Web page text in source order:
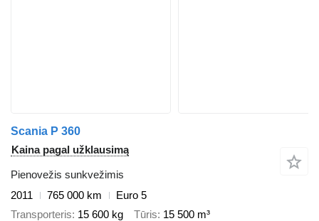
Scania P 360
Kaina pagal užklausimą
Pienovežis sunkvežimis
2011
765 000 km
Euro 5
Transporteris 15 600 kg Tūris 15 500 m³